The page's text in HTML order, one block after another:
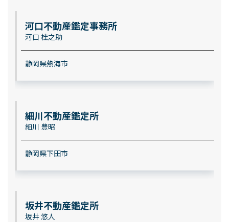
河口不動産鑑定事務所
河口 桂之助
静岡県熱海市
細川不動産鑑定所
細川 豊昭
静岡県下田市
坂井不動産鑑定所
坂井 悠人